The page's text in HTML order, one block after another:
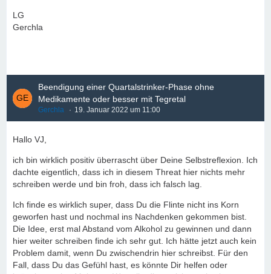
LG
Gerchla
Beendigung einer Quartalstrinker-Phase ohne
Medikamente oder besser mit Tegretal
Gerchla 19. Januar 2022 um 11:00
Hallo VJ,
ich bin wirklich positiv überrascht über Deine Selbstreflexion. Ich
dachte eigentlich, dass ich in diesem Threat hier nichts mehr
schreiben werde und bin froh, dass ich falsch lag.
Ich finde es wirklich super, dass Du die Flinte nicht ins Korn
geworfen hast und nochmal ins Nachdenken gekommen bist.
Die Idee, erst mal Abstand vom Alkohol zu gewinnen und dann
hier weiter schreiben finde ich sehr gut. Ich hätte jetzt auch kein
Problem damit, wenn Du zwischendrin hier schreibst. Für den
Fall, dass Du das Gefühl hast, es könnte Dir helfen oder